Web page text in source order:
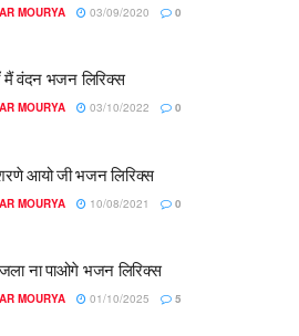
MOURYA 03/09/2020 0
मैं वंदन भजन लिरिक्स
MOURYA 03/10/2022 0
आयो जी भजन लिरिक्स
MOURYA 10/08/2021 0
ना पाओगे भजन लिरिक्स
MOURYA 01/10/2025 5